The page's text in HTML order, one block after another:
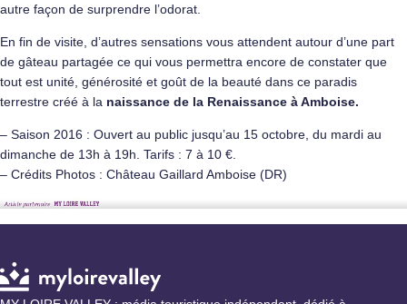
autre façon de surprendre l’odorat.
En fin de visite, d’autres sensations vous attendent autour d’une part
de gâteau partagée ce qui vous permettra encore de constater que
tout est unité, générosité et goût de la beauté dans ce paradis
terrestre créé à la naissance de la Renaissance à Amboise.
– Saison 2016 : Ouvert au public jusqu’au 15 octobre, du mardi au
dimanche de 13h à 19h. Tarifs : 7 à 10 €.
– Crédits Photos : Château Gaillard Amboise (DR)